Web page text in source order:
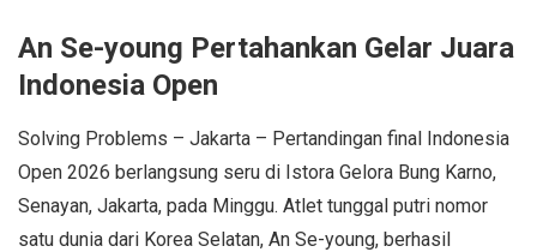
An Se-young Pertahankan Gelar Juara
Indonesia Open
Solving Problems – Jakarta – Pertandingan final Indonesia
Open 2026 berlangsung seru di Istora Gelora Bung Karno,
Senayan, Jakarta, pada Minggu. Atlet tunggal putri nomor
satu dunia dari Korea Selatan, An Se-young, berhasil